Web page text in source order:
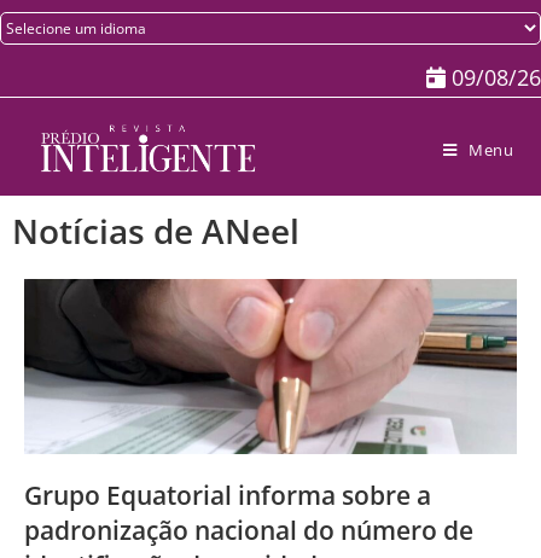
09/08/26
Menu
Notícias de ANeel
Grupo Equatorial informa sobre a
padronização nacional do número de